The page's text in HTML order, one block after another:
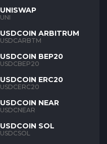
UNISWAP
UNI
USDCOIN ARBITRUM
USDCARBTM
USDCOIN BEP20
USDCBEP20
USDCOIN ERC20
USDCERC20
USDCOIN NEAR
USDCNEAR
USDCOIN SOL
USDCSOL